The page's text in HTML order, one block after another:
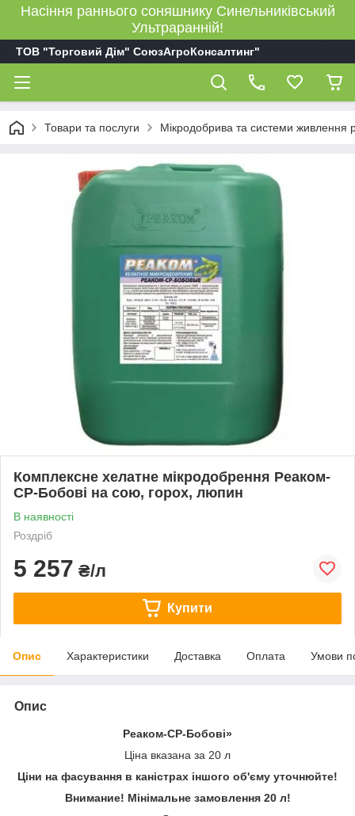
Насіння раннього соняшнику Синельниківський
Ультраранній!
ТОВ "Торговий Дім" СоюзАгроКонсалтинг"
Товари та послуги Мікродобрива та системи живлення
Комплексне хелатне мікродобрення Реаком-
СР-Бобові на сою, горох, люпин
В наявності
Роздріб
5 257 ₴/л
Купити
Опис Характеристики Доставка Оплата Умови
Опис
Реаком-СР-Бобові»
Ціна вказана за 20 л
Ціни на фасування в каністрах іншого об'єму уточнюйте!
Внимание! Мінімальне замовлення 20 л!